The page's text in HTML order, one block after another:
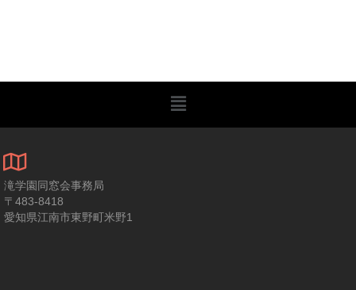
滝学園同窓会事務局
〒483-8418
愛知県江南市東野町米野1